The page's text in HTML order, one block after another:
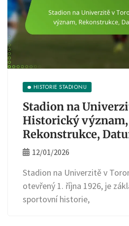
HISTORIE STADIONU
Stadion na
Historický význam,
Rekonstrukce,
12/01/2026
Stadion na Univerzitě v
otevřený 1. října 1926, je
sportovní historie,